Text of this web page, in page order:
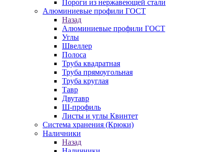
Пороги из нержавеющей стали
Алюминиевые профили ГОСТ
Назад
Алюминиевые профили ГОСТ
Углы
Швеллер
Полоса
Труба квадратная
Труба прямоугольная
Труба круглая
Тавр
Двутавр
Ш-профиль
Листы и углы Квинтет
Система хранения (Крюки)
Наличники
Назад